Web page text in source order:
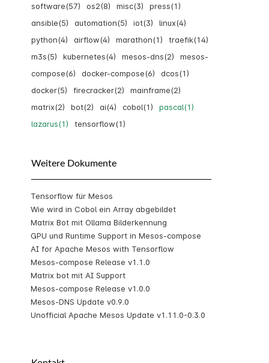
software(57)
os2(8) misc(3)
press(1)
ansible(5)
automation(5) iot(3)
linux(4)
python(4)
airflow(4) marathon(1)
traefik(14)
m3s(5)
kubernetes(4) mesos-dns(2)
mesos-
compose(6)
docker-compose(6)
dcos(1)
docker(5)
firecracker(2)
mainframe(2)
matrix(2)
bot(2) ai(4) cobol(1)
pascal(1)
lazarus(1)
tensorflow(1)
Weitere Dokumente
Tensorflow für Mesos
Wie wird in Cobol ein Array abgebildet
Matrix Bot mit Ollama Bilderkennung
GPU und Runtime Support in Mesos-compose
AI for Apache Mesos with Tensorflow
Mesos-compose Release v1.1.0
Matrix bot mit AI Support
Mesos-compose Release v1.0.0
Mesos-DNS Update v0.9.0
Unofficial Apache Mesos Update v1.11.0-0.3.0